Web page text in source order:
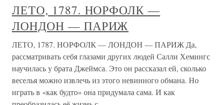
ЛЕТО, 1787. НОРФОЛК —
ЛОНДОН — ПАРИЖ
ЛЕТО, 1787. НОРФОЛК — ЛОНДОН — ПАРИЖ Да,
рассматривать себя глазами других людей Салли Хемингс
научилась у брата Джеймса. Это он рассказал ей, сколько
веселья можно извлечь из этого невинного обмана. Но
играть в «как будто» она придумала сама. И как